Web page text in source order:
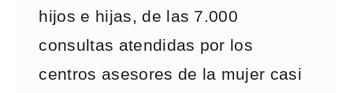
hijos e hijas, de las 7.000
consultas atendidas por los
centros asesores de la mujer casi